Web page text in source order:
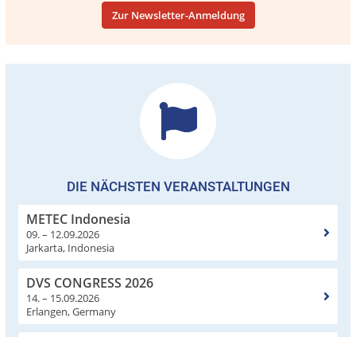
Zur Newsletter-Anmeldung
DIE NÄCHSTEN VERANSTALTUNGEN
METEC Indonesia
09. – 12.09.2026
Jarkarta, Indonesia
DVS CONGRESS 2026
14. – 15.09.2026
Erlangen, Germany